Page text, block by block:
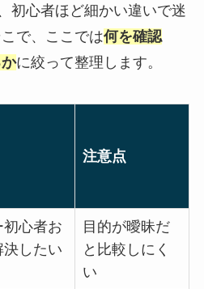
初心者ほど細かい違いで迷
で、ここでは何を確認
に絞って整理します。
注意点
心者お
したい
目的が曖昧だ
と比較しにく
い